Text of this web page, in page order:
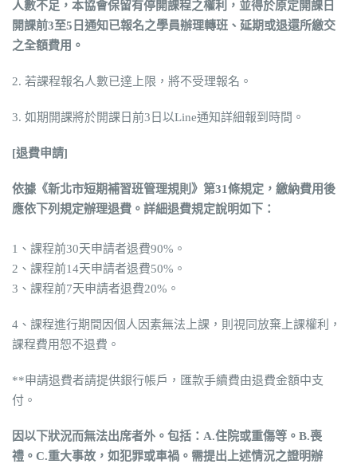
人數不足，本協會保留有停開課程之權利，並得於原定開課日
開課前3至5日通知已報名之學員辦理轉班、延期或退還所繳交
之全額費用。
2. 若課程報名人數已達上限，將不受理報名。
3. 如期開課將於開課日前3日以Line通知詳細報到時間。
[退費申請]
依據《新北市短期補習班管理規則》第31條規定，繳納費用後
應依下列規定辦理退費。詳細退費規定說明如下：
1、課程前30天申請者退費90%。
2、課程前14天申請者退費50%。
3、課程前7天申請者退費20%。
4、課程進行期間因個人因素無法上課，則視同放棄上課權利，
課程費用恕不退費。
**申請退費者請提供銀行帳戶，匯款手續費由退費金額中支
付。
因以下狀況而無法出席者外。包括： A.住院或重傷等。 B.喪
禮。 C.重大事故，如犯罪或車禍。需提出上述情況之證明辦